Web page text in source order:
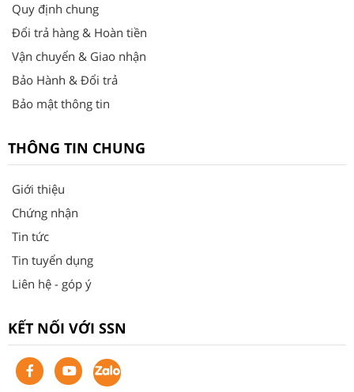
Quy định chung
Đổi trả hàng & Hoàn tiền
Vận chuyển & Giao nhận
Bảo Hành & Đổi trả
Bảo mật thông tin
THÔNG TIN CHUNG
Giới thiệu
Chứng nhận
Tin tức
Tin tuyển dụng
Liên hệ - góp ý
KẾT NỐI VỚI SSN